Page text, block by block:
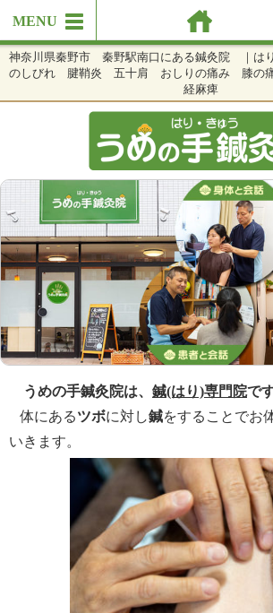
MENU
神奈川県秦野市 秦野駅南口にある鍼灸院 ｜
のしびれ 腱鞘炎 五十肩 おしりの痛み 膝の
経麻痺
うめの手鍼灸院は、 鍼(はり)専門院で
体にあるツボに対し鍼をすることでお
いきます。